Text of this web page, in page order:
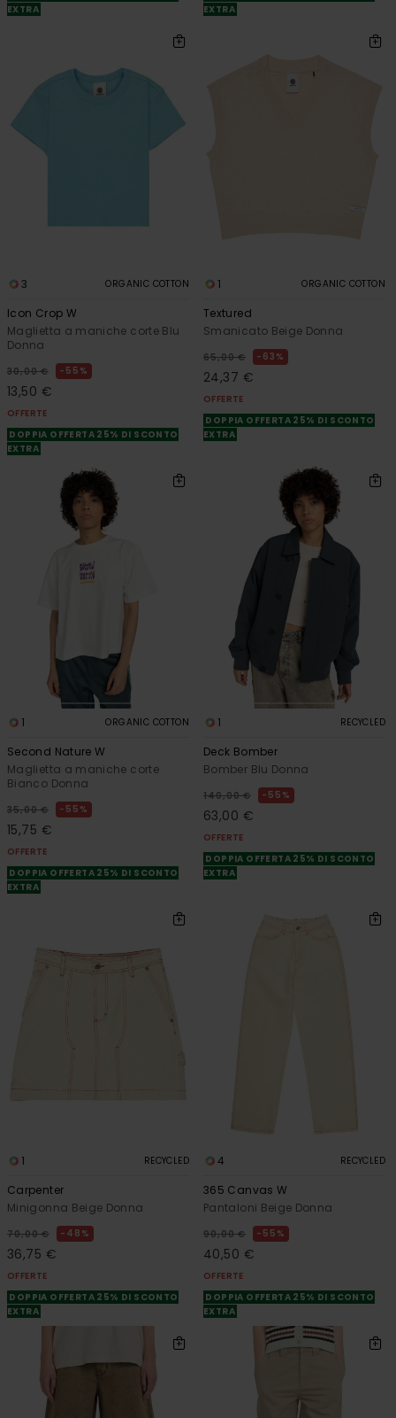
EXTRA
EXTRA
3 ORGANIC COTTON
Icon Crop W
Maglietta a maniche corte Blu
Donna
30,00 € 55%
13,50 €
OFFERTE
DOPPIA OFFERTA 25% DI SCONTO
EXTRA
1 ORGANIC COTTON
Textured
Smanicato Beige Donna
65,00 € 63%
24,37 €
OFFERTE
DOPPIA OFFERTA 25% DI SCONTO
EXTRA
1 ORGANIC COTTON
Second Nature W
Maglietta a maniche corte
Bianco Donna
35,00 € 55%
15,75 €
OFFERTE
DOPPIA OFFERTA 25% DI SCONTO
EXTRA
1 RECYCLED
Deck Bomber
Bomber Blu Donna
140,00 € 55%
63,00 €
OFFERTE
DOPPIA OFFERTA 25% DI SCONTO
EXTRA
1 RECYCLED
Carpenter
Minigonna Beige Donna
70,00 € 48%
36,75 €
OFFERTE
DOPPIA OFFERTA 25% DI SCONTO
EXTRA
4 RECYCLED
365 Canvas W
Pantaloni Beige Donna
90,00 € 55%
40,50 €
OFFERTE
DOPPIA OFFERTA 25% DI SCONTO
EXTRA